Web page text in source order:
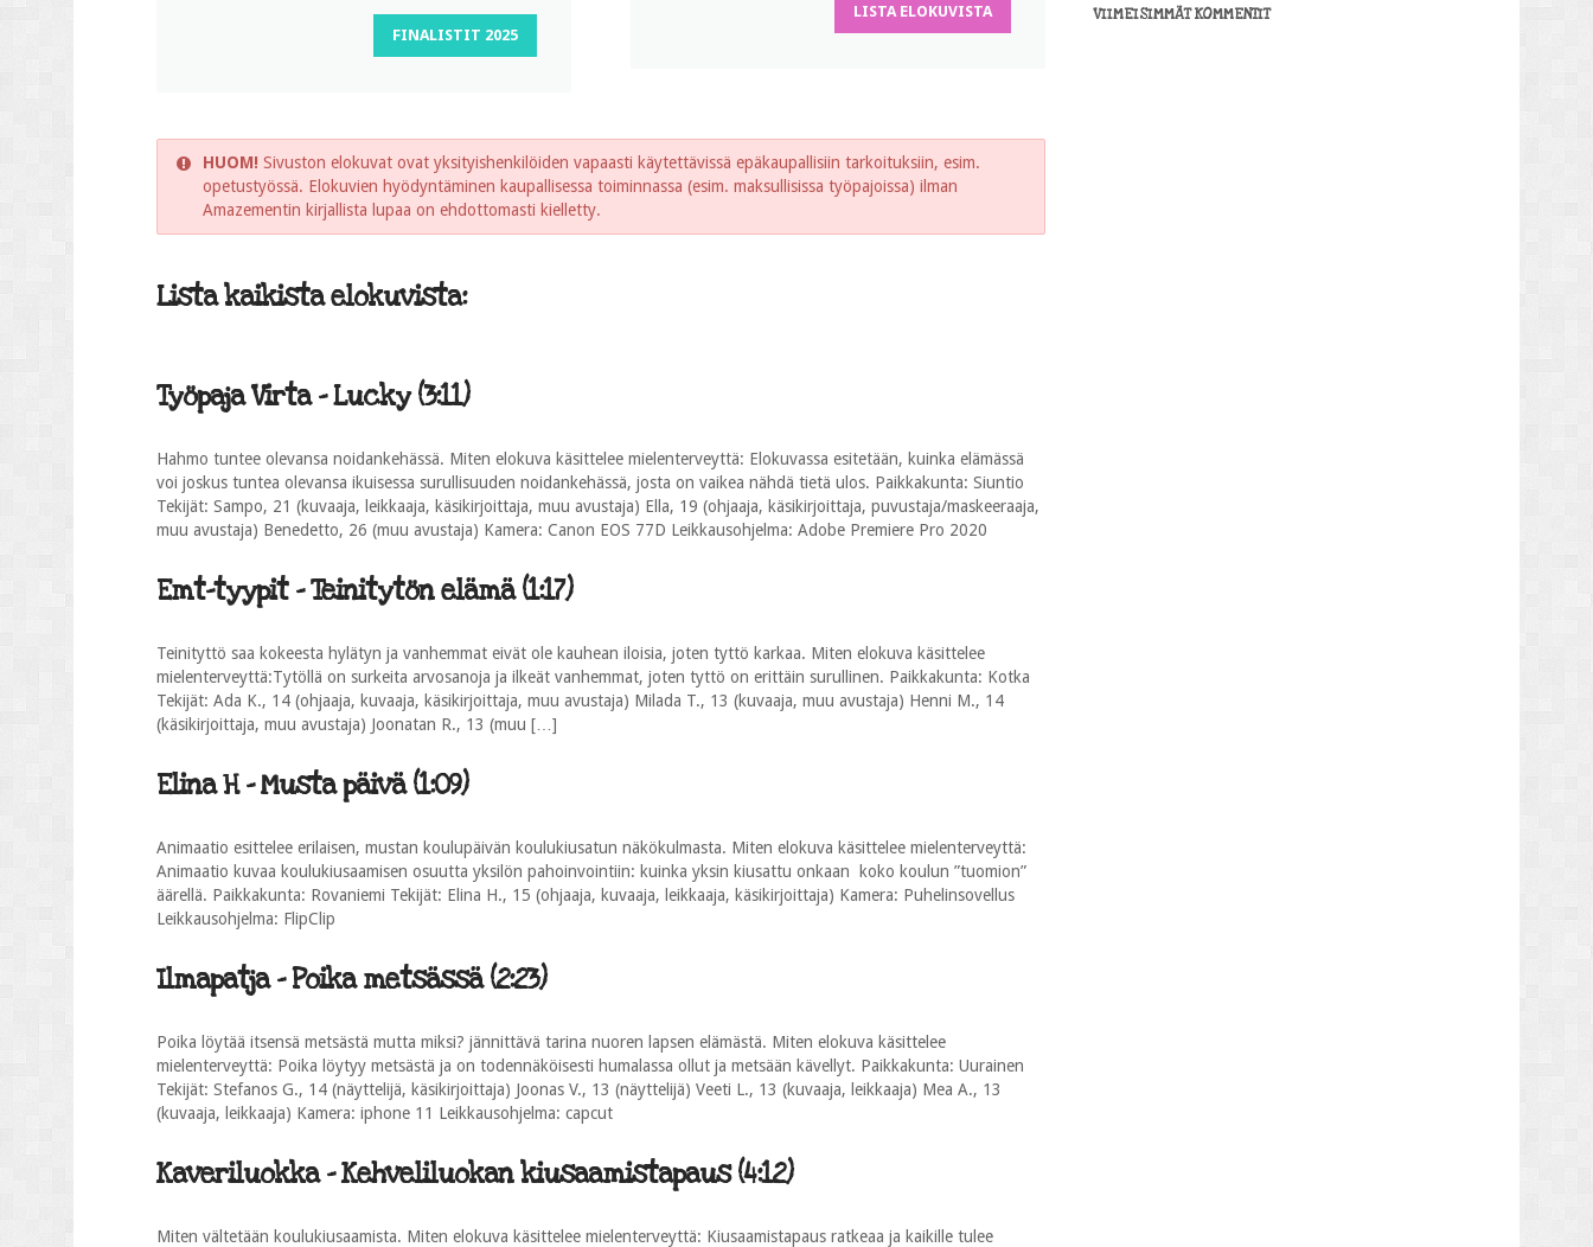
FINALISTIT 2025
LISTA ELOKUVISTA
HUOM! Sivuston elokuvat ovat yksityishenkilöiden vapaasti käytettävissä epäkaupallisiin tarkoituksiin, esim.
opetustyössä. Elokuvien hyödyntäminen kaupallisessa toiminnassa (esim. maksullisissa työpajoissa) ilman
Amazementin kirjallista lupaa on ehdottomasti kielletty.
Lista kaikista elokuvista:
Työpaja Virta - Lucky (3:11)
Hahmo tuntee olevansa noidankehässä. Miten elokuva käsittelee mielenterveyttä: Elokuvassa esitetään, kuinka elämässä
voi joskus tuntea olevansa ikuisessa surullisuuden noidankehässä, josta on vaikea nähdä tietä ulos. Paikkakunta: Siuntio
Tekijät: Sampo, 21 (kuvaaja, leikkaaja, käsikirjoittaja, muu avustaja) Ella, 19 (ohjaaja, käsikirjoittaja, puvustaja/maskeeraaja,
muu avustaja) Benedetto, 26 (muu avustaja) Kamera: Canon EOS 77D Leikkausohjelma: Adobe Premiere Pro 2020
Emt-tyypit - Teinitytön elämä (1:17)
Teinityttö saa kokeesta hylätyn ja vanhemmat eivät ole kauhean iloisia, joten tyttö karkaa. Miten elokuva käsittelee
mielenterveyttä:Tytöllä on surkeita arvosanoja ja ilkeät vanhemmat, joten tyttö on erittäin surullinen. Paikkakunta: Kotka
Tekijät: Ada K., 14 (ohjaaja, kuvaaja, käsikirjoittaja, muu avustaja) Milada T., 13 (kuvaaja, muu avustaja) Henni M., 14
(käsikirjoittaja, muu avustaja) Joonatan R., 13 (muu […]
Elina H - Musta päivä (1:09)
Animaatio esittelee erilaisen, mustan koulupäivän koulukiusatun näkökulmasta. Miten elokuva käsittelee mielenterveyttä:
Animaatio kuvaa koulukiusaamisen osuutta yksilön pahoinvointiin: kuinka yksin kiusattu onkaan koko koulun ”tuomion”
äärellä. Paikkakunta: Rovaniemi Tekijät: Elina H., 15 (ohjaaja, kuvaaja, leikkaaja, käsikirjoittaja) Kamera: Puhelinsovellus
Leikkausohjelma: FlipClip
Ilmapatja - Poika metsässä (2:23)
Poika löytää itsensä metsästä mutta miksi? jännittävä tarina nuoren lapsen elämästä. Miten elokuva käsittelee
mielenterveyttä: Poika löytyy metsästä ja on todennäköisesti humalassa ollut ja metsään kävellyt. Paikkakunta: Uurainen
Tekijät: Stefanos G., 14 (näyttelijä, käsikirjoittaja) Joonas V., 13 (näyttelijä) Veeti L., 13 (kuvaaja, leikkaaja) Mea A., 13
(kuvaaja, leikkaaja) Kamera: iphone 11 Leikkausohjelma: capcut
Kaveriluokka - Kehveliluokan kiusaamistapaus (4:12)
Miten vältetään koulukiusaamista. Miten elokuva käsittelee mielenterveyttä: Kiusaamistapaus ratkeaa ja kaikille tulee
VIIMEISIMMÄT KOMMENTIT